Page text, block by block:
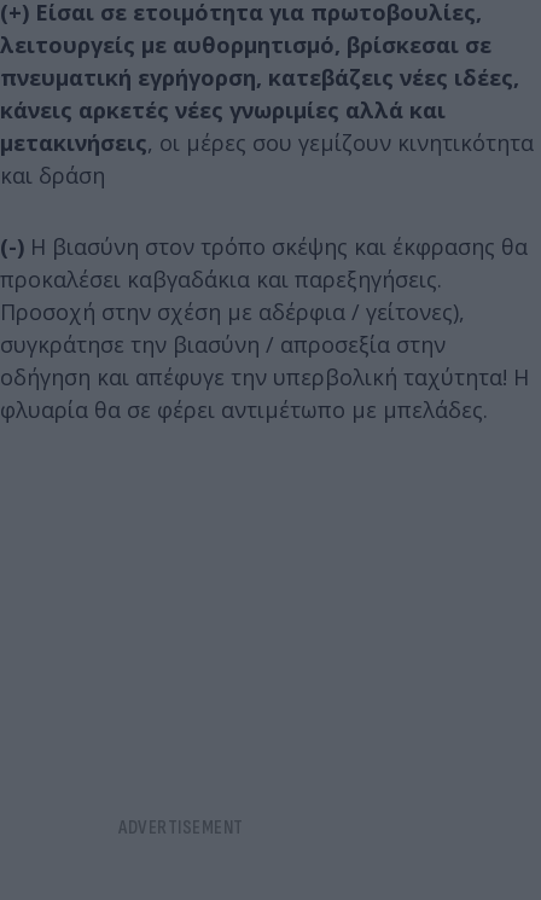
(+) Είσαι σε ετοιμότητα για πρωτοβουλίες,
λειτουργείς με αυθορμητισμό, βρίσκεσαι σε
πνευματική εγρήγορση, κατεβάζεις νέες ιδέες,
κάνεις αρκετές νέες γνωριμίες αλλά και
μετακινήσεις, οι μέρες σου γεμίζουν κινητικότητα
και δράση
(-) Η βιασύνη στον τρόπο σκέψης και έκφρασης θα
προκαλέσει καβγαδάκια και παρεξηγήσεις.
Προσοχή στην σχέση με αδέρφια / γείτονες),
συγκράτησε την βιασύνη / απροσεξία στην
οδήγηση και απέφυγε την υπερβολική ταχύτητα! Η
φλυαρία θα σε φέρει αντιμέτωπο με μπελάδες.